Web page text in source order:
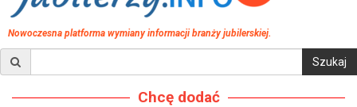
Nowoczesna platforma wymiany informacji branży jubilerskiej.
Chcę dodać